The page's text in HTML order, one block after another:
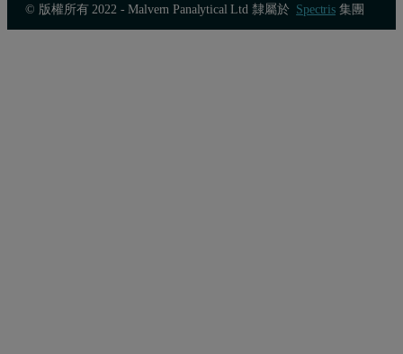
© 版權所有 2022 - Malvern Panalytical Ltd 隸屬於 Spectris集團